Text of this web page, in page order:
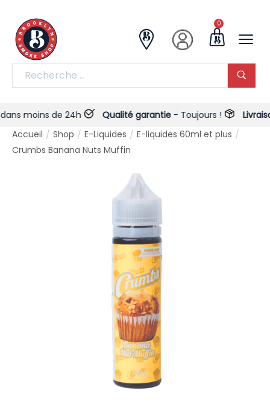
0
moins de 24h Qualité garantie- Toujours !
Accueil / Shop / E-Liquides / E-liquides 60ml et plus /
Crumbs Banana Nuts Muffin